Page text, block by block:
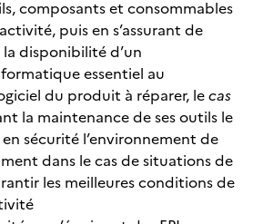
composants et consommables
puis en s’assurant de
disponibilité d’un
essentiel au
du produit à réparer, lecas
la maintenance de ses outils le
sécurité l’environnement de
dans le cas de situations de
les meilleures conditions de